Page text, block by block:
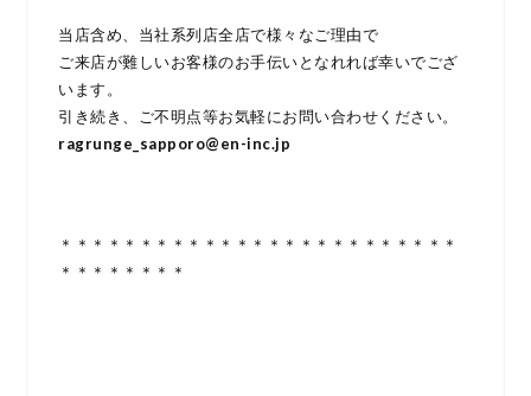
当店含め、当社系列店全店で様々なご理由で
ご来店が難しいお客様のお手伝いとなれれば幸いでござ
います。
引き続き、ご不明点等お気軽にお問い合わせください。
ragrunge_sapporo@en-inc.jp
＊＊＊＊＊＊＊＊＊＊＊＊＊＊＊＊＊＊＊＊＊＊＊＊＊
＊＊＊＊＊＊＊＊